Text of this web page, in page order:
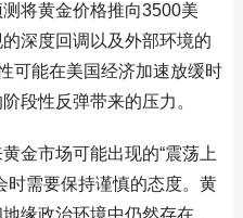
将黄金价格推向3500美
深度回调以及外部环境的
可能在美国经济加速放缓时
段性反弹带来的压力。
金市场可能出现的“震荡上
时需要保持谨慎的态度。黄
缘政治环境中仍然存在，